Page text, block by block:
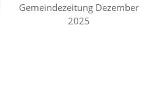
Gemeindezeitung Dezember
2025